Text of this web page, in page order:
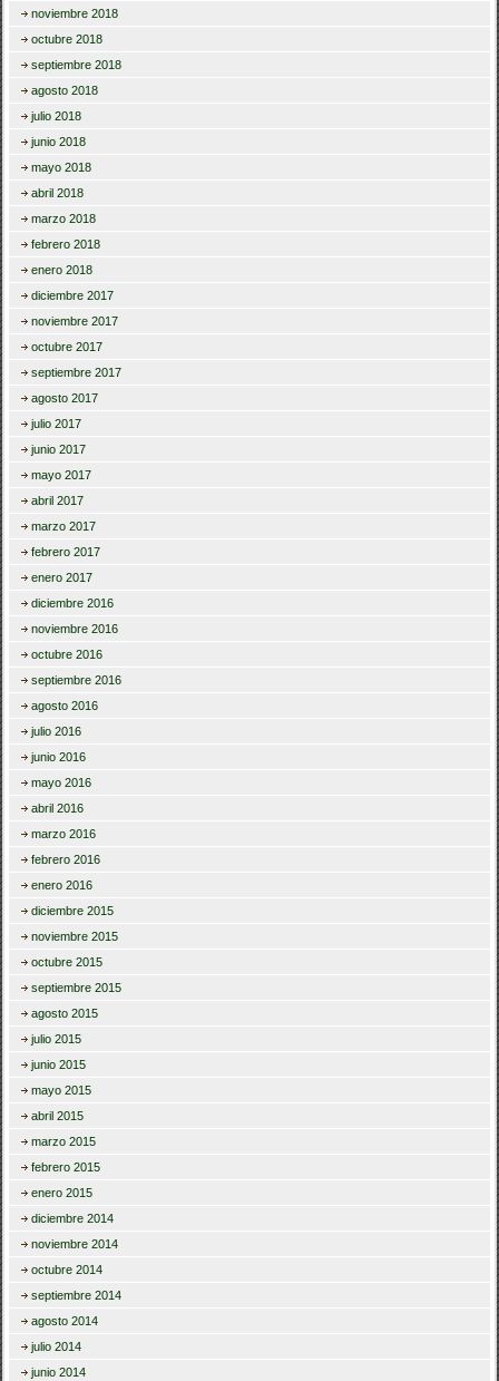
noviembre 2018
octubre 2018
septiembre 2018
agosto 2018
julio 2018
junio 2018
mayo 2018
abril 2018
marzo 2018
febrero 2018
enero 2018
diciembre 2017
noviembre 2017
octubre 2017
septiembre 2017
agosto 2017
julio 2017
junio 2017
mayo 2017
abril 2017
marzo 2017
febrero 2017
enero 2017
diciembre 2016
noviembre 2016
octubre 2016
septiembre 2016
agosto 2016
julio 2016
junio 2016
mayo 2016
abril 2016
marzo 2016
febrero 2016
enero 2016
diciembre 2015
noviembre 2015
octubre 2015
septiembre 2015
agosto 2015
julio 2015
junio 2015
mayo 2015
abril 2015
marzo 2015
febrero 2015
enero 2015
diciembre 2014
noviembre 2014
octubre 2014
septiembre 2014
agosto 2014
julio 2014
junio 2014